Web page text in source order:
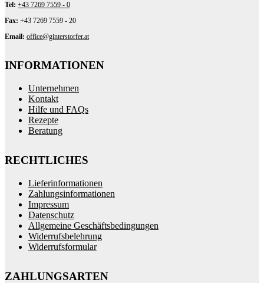
Tel: +43 7269 7559 - 0
Fax: +43 7269 7559 - 20
Email: office@ginterstorfer.at
INFORMATIONEN
Unternehmen
Kontakt
Hilfe und FAQs
Rezepte
Beratung
RECHTLICHES
Lieferinformationen
Zahlungsinformationen
Impressum
Datenschutz
Allgemeine Geschäftsbedingungen
Widerrufsbelehrung
Widerrufsformular
ZAHLUNGSARTEN